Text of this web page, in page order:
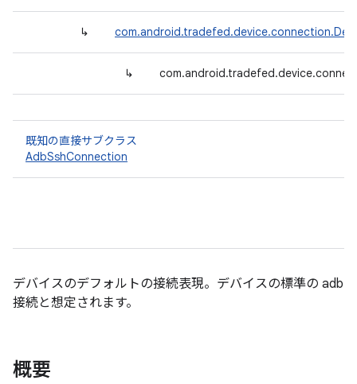
↳
↳
既知の直接サブクラス
AdbSshConnection
デバイスのデフォルトの接続表現。デバイスの標準の adb
接続と想定されます。
概要